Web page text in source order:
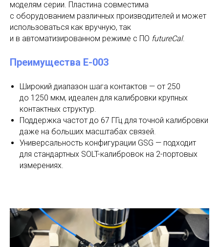
моделям серии. Пластина совместима
с оборудованием различных производителей и может
использоваться как вручную, так
и в автоматизированном режиме с ПО futureCal.
Преимущества E-003
Широкий диапазон шага контактов — от 250
до 1250 мкм, идеален для калибровки крупных
контактных структур​.
Поддержка частот до 67 ГГц для точной калибровки
даже на больших масштабах связей.
Универсальность конфигурации GSG — подходит
для стандартных SOLT-калибровок на 2-портовых
измерениях.